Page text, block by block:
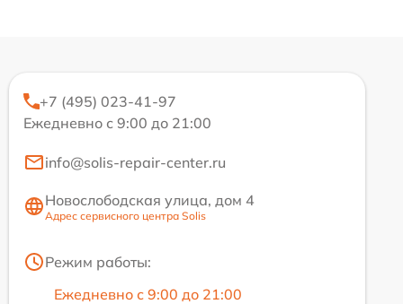
+7 (495) 023-41-97
Ежедневно с 9:00 до 21:00
info@solis-repair-center.ru
Новослободская улица, дом 4
Адрес сервисного центра Solis
Режим работы:
Ежедневно с 9:00 до 21:00